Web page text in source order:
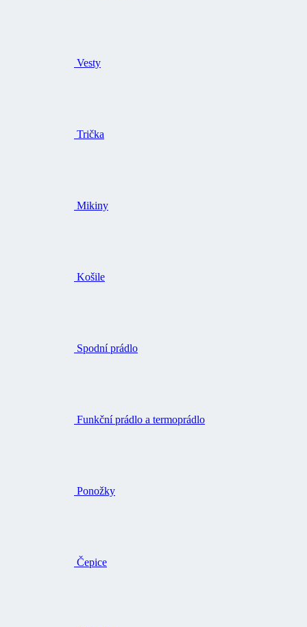
Vesty
Trička
Mikiny
Košile
Spodní prádlo
Funkční prádlo a termoprádlo
Ponožky
Čepice